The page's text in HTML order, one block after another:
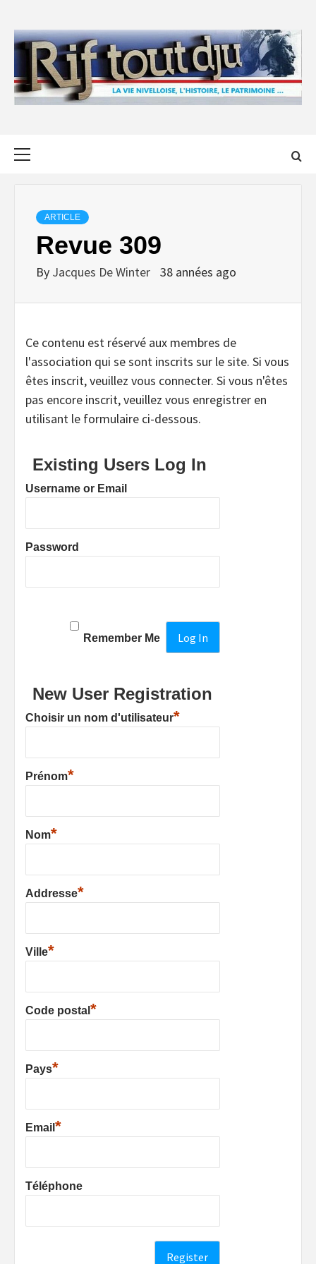
content
ARTICLE
Revue 309
By Jacques De Winter 38 années ago
Ce contenu est réservé aux membres de
l'association qui se sont inscrits sur le site. Si vous
êtes inscrit, veuillez vous connecter. Si vous n'êtes
pas encore inscrit, veuillez vous enregistrer en
utilisant le formulaire ci-dessous.
Existing Users Log In
Username or Email
Password
Remember Me
New User Registration
Choisir un nom d'utilisateur*
Prénom*
Nom*
Addresse*
Ville*
Code postal *
Pays*
Email *
Téléphone